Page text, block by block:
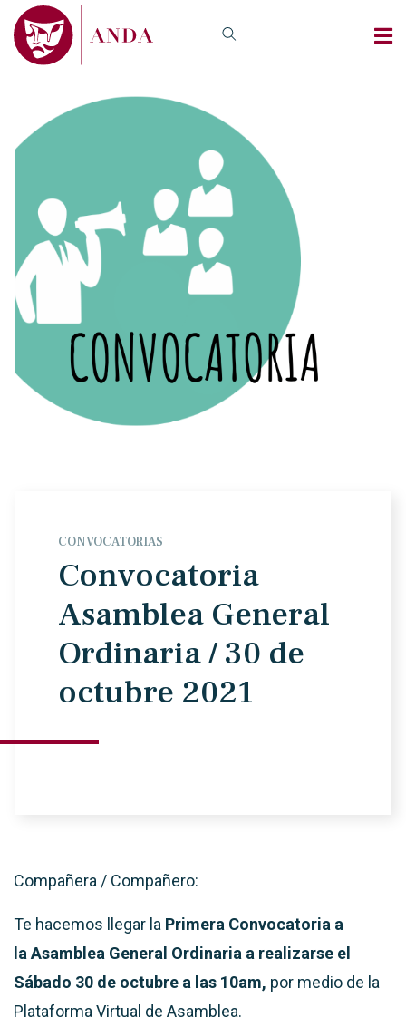
CONVOCATORIAS
Convocatoria
Asamblea General
Ordinaria / 30 de
octubre 2021
Compañera / Compañero:
Te hacemos llegar la Primera Convocatoria a
la Asamblea General Ordinaria a realizarse el
Sábado 30 de octubre a las 10am, por medio de la
Plataforma Virtual de Asamblea.